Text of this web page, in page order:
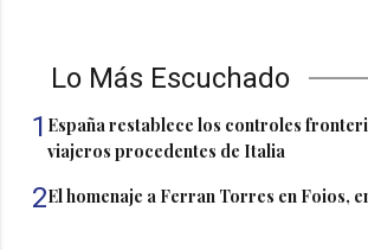
Lo Más Escuchado
1 España restablece los controles
viajeros procedentes de Italia
2El homenaje a Ferran Torres en Foios,